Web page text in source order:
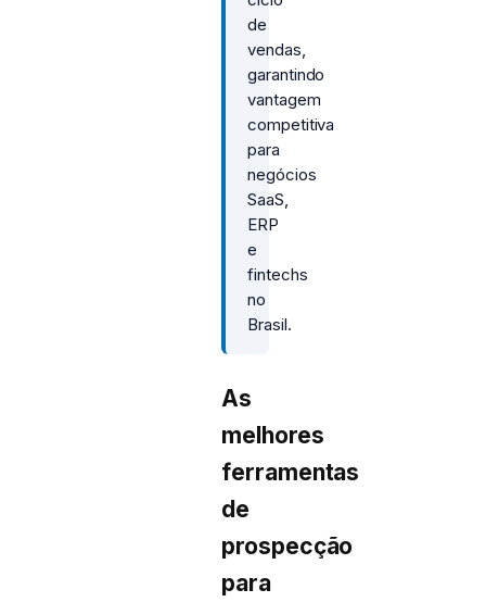
de
vendas,
garantindo
vantagem
competitiva
para
negócios
SaaS,
ERP
e
fintechs
no
Brasil.
As
melhores
ferramentas
de
prospecção
para